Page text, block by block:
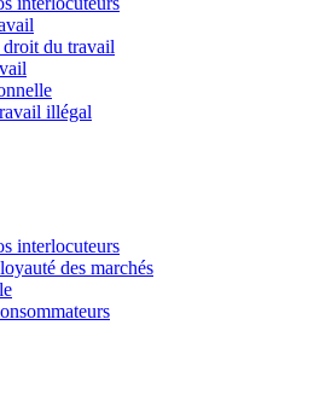
du travail
illégal
interlocuteurs
des marchés